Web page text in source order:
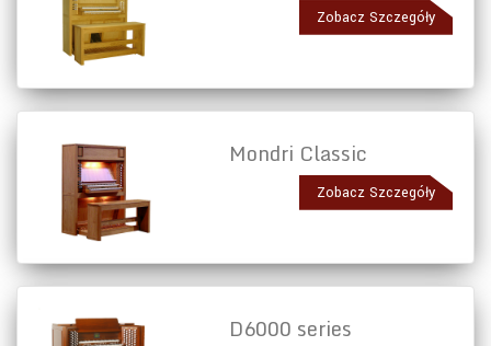
Zobacz Szczegóły
Mondri Classic
Zobacz Szczegóły
D6000 series